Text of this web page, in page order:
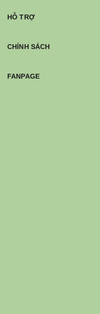
HỖ TRỢ
CHÍNH SÁCH
FANPAGE